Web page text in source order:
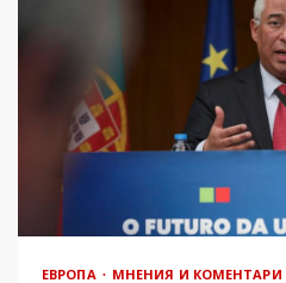
ЕВРОПА МНЕНИЯ И КОМЕНТАРИ